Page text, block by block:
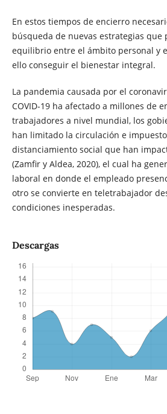
En estos tiempos de encierro
búsqueda de nuevas estrategias
equilibrio entre el ámbito personal y
ello conseguir el bienestar integral.
La pandemia causada por el
COVID-19 ha afectado a millones de
trabajadores a nivel mundial, los
han limitado la circulación e
distanciamiento social que han
(Zamfir y Aldea, 2020), el cual ha
laboral en donde el empleado
otro se convierte en teletrabajador
condiciones inesperadas.
Descargas